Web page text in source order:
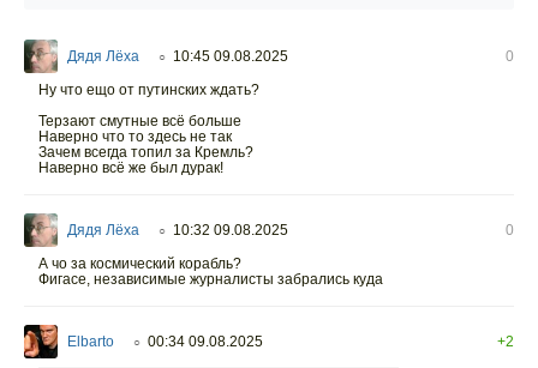
Дядя Лёха ○ 10:45 09.08.2025
0
Ну что ещо от путинских ждать?
Терзают смутные всё больше
Наверно что то здесь не так
Зачем всегда топил за Кремль?
Наверно всё же был дурак!
Дядя Лёха ○ 10:32 09.08.2025
0
А чо за космический корабль?
Фигасе, независимые журналисты забрались куда
Elbarto ○ 00:34 09.08.2025 +2